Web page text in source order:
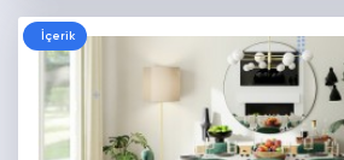
İçerik